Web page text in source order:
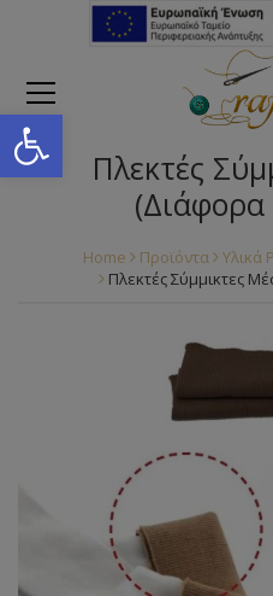
Open toolbar
Πλεκτές
Home Προϊόντα Υλικά
Πλεκτές Σύμμικτες